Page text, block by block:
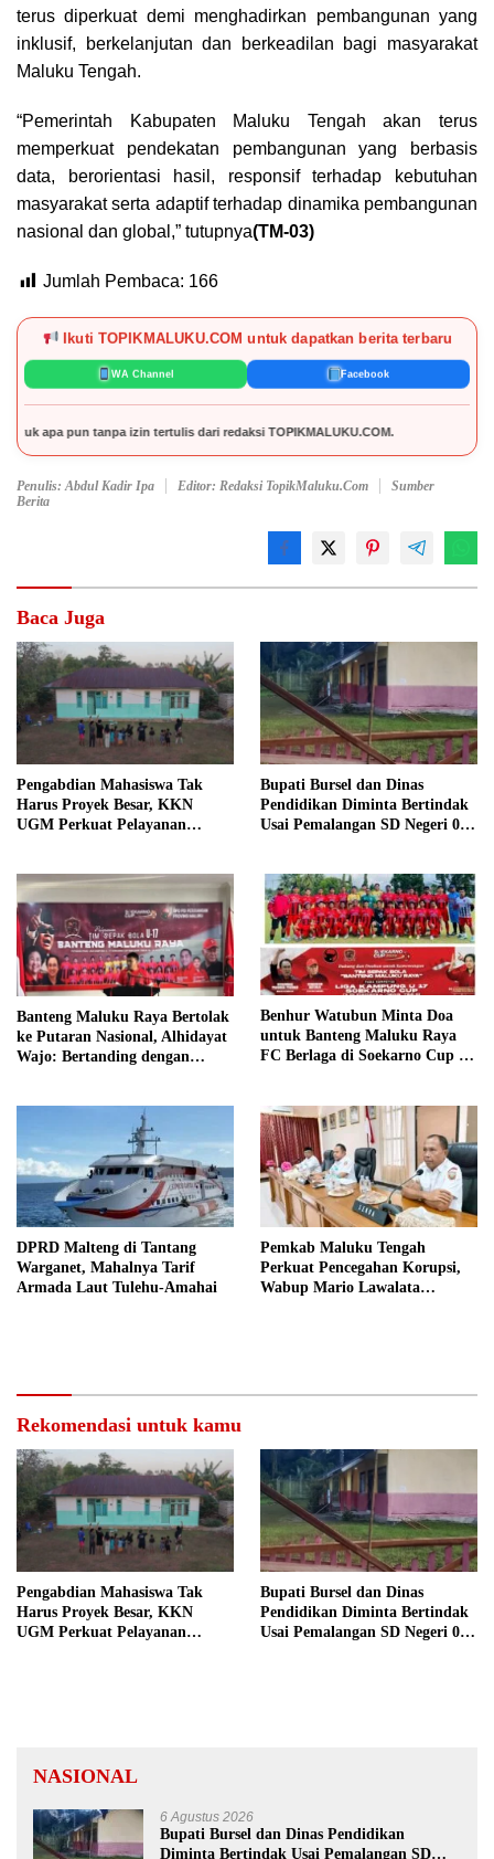
terus diperkuat demi menghadirkan pembangunan yang
inklusif, berkelanjutan dan berkeadilan bagi masyarakat
Maluku Tengah.
“Pemerintah Kabupaten Maluku Tengah akan terus
memperkuat pendekatan pembangunan yang berbasis
data, berorientasi hasil, responsif terhadap kebutuhan
masyarakat serta adaptif terhadap dinamika pembangunan
nasional dan global,” tutupnya(TM-03)
Jumlah Pembaca: 166
Ikuti TOPIKMALUKU.COM untuk dapatkan berita terbaru
WA Channel Facebook
izin tertulis dari redaksi TOPIKMALUKU.COM.
Penulis: Abdul Kadir Ipa Editor: Redaksi TopikMaluku.com
Sumber
Berita
Baca Juga
Pengabdian Mahasiswa Tak
Harus Proyek Besar, KKN
UGM Perkuat Pelayanan
Bupati Bursel dan Dinas
Pendidikan Diminta Bertindak
Usai Pemalangan SD Negeri 09
Banteng Maluku Raya Bertolak
ke Putaran Nasional, Alhidayat
Wajo: Bertanding dengan
Benhur Watubun Minta Doa
untuk Banteng Maluku Raya
FC Berlaga di Soekarno Cup U-
DPRD Malteng di Tantang
Warganet, Mahalnya Tarif
Armada Laut Tulehu-Amahai
Pemkab Maluku Tengah
Perkuat Pencegahan Korupsi,
Wabup Mario Lawalata
Rekomendasi untuk kamu
Pengabdian Mahasiswa Tak
Harus Proyek Besar, KKN
UGM Perkuat Pelayanan
Bupati Bursel dan Dinas
Pendidikan Diminta Bertindak
Usai Pemalangan SD Negeri 09
NASIONAL
6 Agustus 2026
Bupati Bursel dan Dinas Pendidikan
Diminta Bertindak Usai Pemalangan SD